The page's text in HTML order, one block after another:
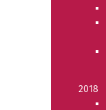
2018